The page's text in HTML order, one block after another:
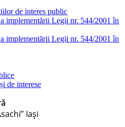
de interes public
implementării Legii nr. 544/2001 în
implementării Legii nr. 544/2001 în
de interese
Iaşi